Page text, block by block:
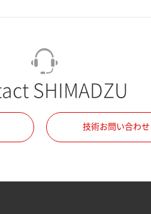
SHIMADZU
技術お問い合わせ